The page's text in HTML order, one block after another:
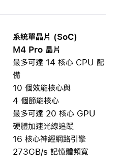
系統單晶片 (SoC)
M4 Pro 晶片
最多可達 14 核心 CPU 配
備
10 個效能核心與
4 個節能核心
最多可達 20 核心 GPU
硬體加速光線追蹤
16 核心神經網路引擎
273GB/s 記憶體頻寬